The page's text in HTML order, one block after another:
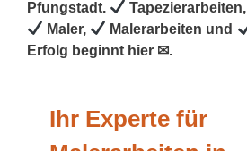
Pfungstadt.
Tapezierarbeiten,
Maler,
Malerarbeiten und
Erfolg beginnt hier ✉.
Ihr Experte für